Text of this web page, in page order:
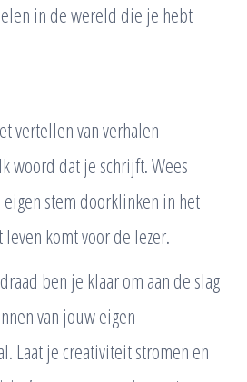
in de wereld die je hebt
vertellen van verhalen
woord dat je schrijft. Wees
stem doorklinken in het
komt voor de lezer.
ben je klaar om aan de slag
van jouw eigen
Laat je creativiteit stromen en